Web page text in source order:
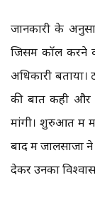
जानकारी के
जिसमें कॉल करने
अधिकारी
की बात कही और
मांगी। शुरुआत में
बाद में जालसाजों ने
देकर उनका